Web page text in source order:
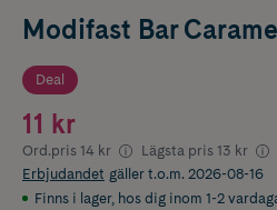
Modifast Bar
Deal
11 kr
Ord.pris 14 kr Lägsta pris 13 kr
Erbjudandet gäller t.o.m. 2026-08-16
Finns i lager, hos dig inom 1-2